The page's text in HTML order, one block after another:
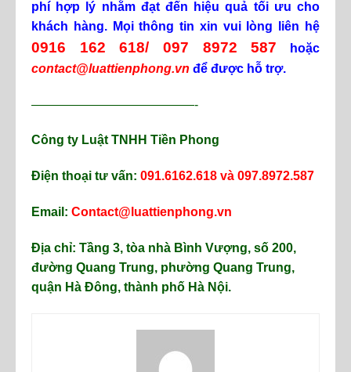
phí hợp lý nhằm đạt đến hiệu quả tối ưu cho
khách hàng. Mọi thông tin xin vui lòng liên hệ
0916 162 618/ 097 8972 587 hoặc
contact@luattienphong.vn để được hỗ trợ.
—————————————-
Công ty Luật TNHH Tiền Phong
Điện thoại tư vấn: 091.6162.618 và 097.8972.587
Email: Contact@luattienphong.vn
Địa chỉ: Tầng 3, tòa nhà Bình Vượng, số 200,
đường Quang Trung, phường Quang Trung,
quận Hà Đông, thành phố Hà Nội.